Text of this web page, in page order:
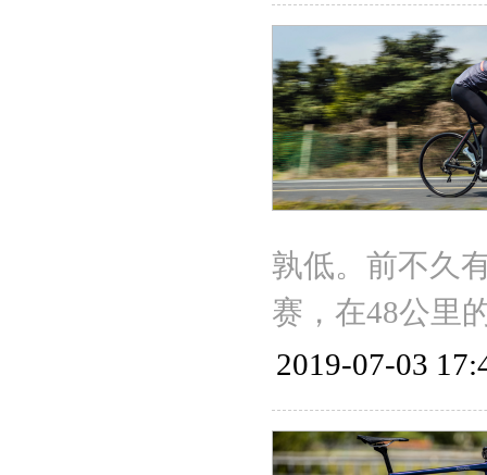
孰低。前不久
赛，在48公里
2019-07-03